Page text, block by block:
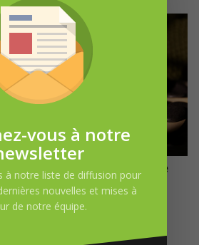
Fragrance sex on the
beach 15 ml
11,31$
vous à notre
à notre liste de diffusion pour
nouvelles et mises à
de notre équipe.